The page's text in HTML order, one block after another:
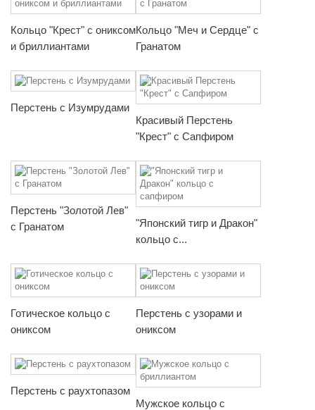
Кольцо "Крест" с ониксом
и бриллиантами
Кольцо "Меч и Сердце" с
Гранатом
Перстень с Изумрудами
Красивый Перстень
"Крест" с Сапфиром
Перстень "Золотой Лев"
с Гранатом
"Японский тигр и Дракон"
кольцо с...
Готическое кольцо с
ониксом
Перстень с узорами и
ониксом
Перстень с раухтопазом
Мужское кольцо с